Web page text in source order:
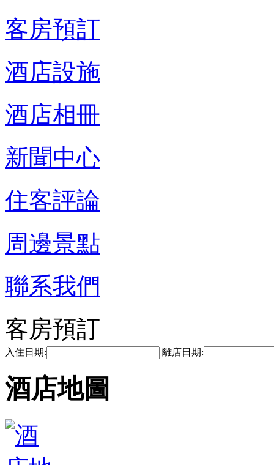
客房預訂
酒店設施
酒店相冊
新聞中心
住客評論
周邊景點
聯系我們
客房預訂
入住日期: 離店日期:
酒店地圖